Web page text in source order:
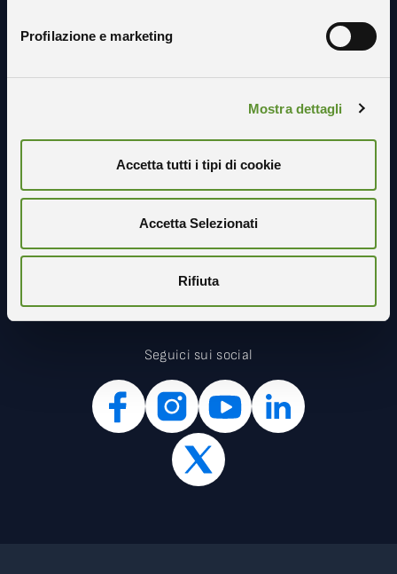
Profilazione e marketing
Mostra dettagli
Accetta tutti i tipi di cookie
Accetta Selezionati
Rifiuta
Resta in contatto con noi
Seguici sui social